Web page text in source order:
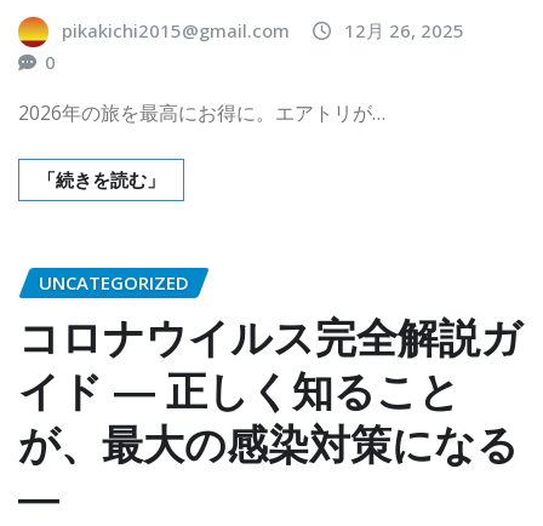
pikakichi2015@gmail.com
12月 26, 2025
0
2026年の旅を最高にお得に。エアトリが…
「続きを読む」
UNCATEGORIZED
コロナウイルス完全解説ガ
イド ― 正しく知ること
が、最大の感染対策になる
―